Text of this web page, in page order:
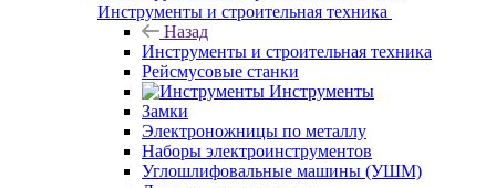
Инструменты и строительная техника
Назад
Инструменты и строительная техника
Рейсмусовые станки
Инструменты
Замки
Электроножницы по металлу
Наборы электроинструментов
Углошлифовальные машины (УШМ)